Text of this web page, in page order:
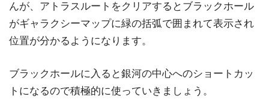
んが、アトラスルートをクリアするとブラックホール
がギャラクシーマップに緑の括弧で囲まれて表示され
位置が分かるようになります。
ブラックホールに入ると銀河の中心へのショートカッ
トになるので積極的に使っていきましょう。